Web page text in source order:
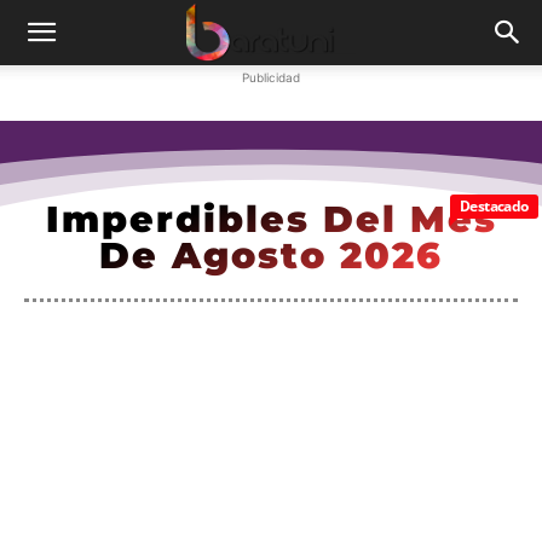
Publicidad
Imperdibles Del Mes
De Agosto 2026
Destacado